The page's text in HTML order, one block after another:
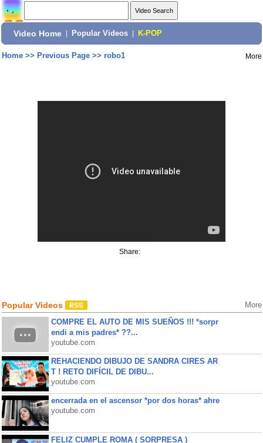
Video Home Popular Videos K-POP
Home>> Previous Page>> robo1 More
Share:
Popular Videos More
COMPRE EL AUTO DE MIS SUEÑOS !!! *sorpr
endi a mis padres* ??...
youtube.com
REHACIENDO DIBUJO DE SANDRA CIRES AR
T ! RETO DIFÍCIL DE DIBU...
youtube.com
encerrada en el ascensor *por dos horas* ahre
youtube.com
FELIZ CUMPLE ROMA ( SORPRESA )